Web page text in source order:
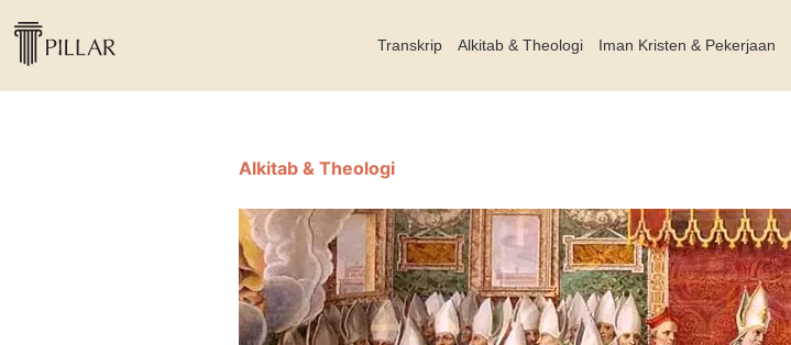
Transkrip Alkitab & Theologi Iman Kristen & Pekerjaan
Alkitab & Theologi